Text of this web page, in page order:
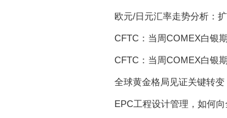
欧元/日元汇率走势分析：
要
CFTC：当周COMEX白银
CFTC：当周COMEX白银
全球黄金格局见证关键转
EPC工程设计管理，如何